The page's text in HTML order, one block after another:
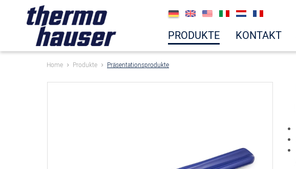
PRODUKTE KONTAKT
Home Produkte Präsentationsprodukte